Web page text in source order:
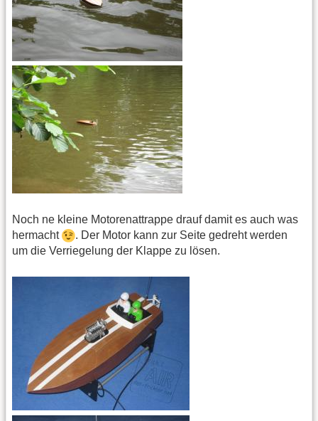
Noch ne kleine Motorenattrappe drauf damit es auch was
hermacht
. Der Motor kann zur Seite gedreht werden
um die Verriegelung der Klappe zu lösen.